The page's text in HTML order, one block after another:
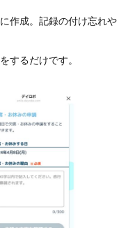
作成。記録の付け忘れや
するだけです。